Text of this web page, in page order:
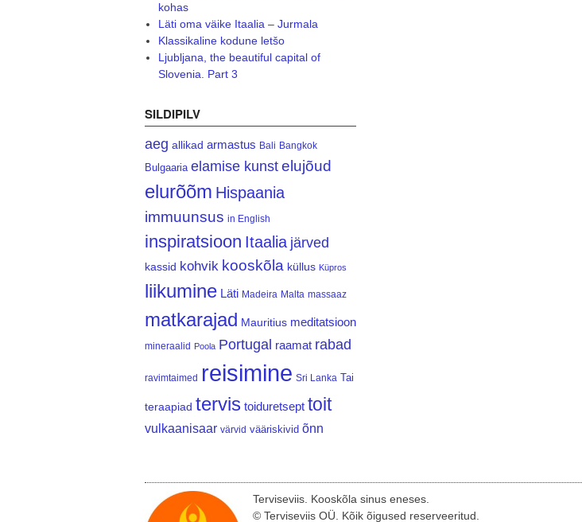
kohas
Läti oma väike Itaalia – Jurmala
Klassikaline kodune letšo
Ljubljana, the beautiful capital of
Slovenia. Part 3
SILDIPILV
aeg allikad armastus Bali Bangkok
Bulgaaria elamise kunst elujõud
elurõõm Hispaania
immuunsus in English
inspiratsioon Itaalia järved
kassid kohvik kooskõla küllus Küpros
liikumine Läti Madeira Malta massaaz
matkarajad Mauritius meditatsioon
mineraalid Poola Portugal raamat rabad
ravimtaimed reisimine Sri Lanka Tai
teraapiad tervis toiduretsept toit
vulkaanisaar värvid vääriskivid õnn
Terviseviis. Kooskõla sinus eneses.
© Terviseviis OÜ. Kõik õigused reserveeritud.